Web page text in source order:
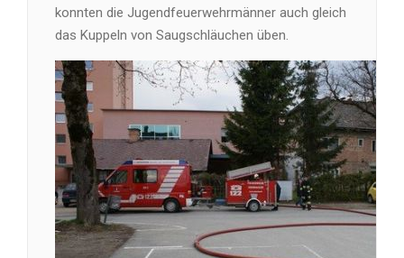
konnten die Jugendfeuerwehrmänner auch gleich
das Kuppeln von Saugschläuchen üben.